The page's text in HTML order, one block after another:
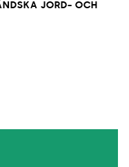
JORD- OCH